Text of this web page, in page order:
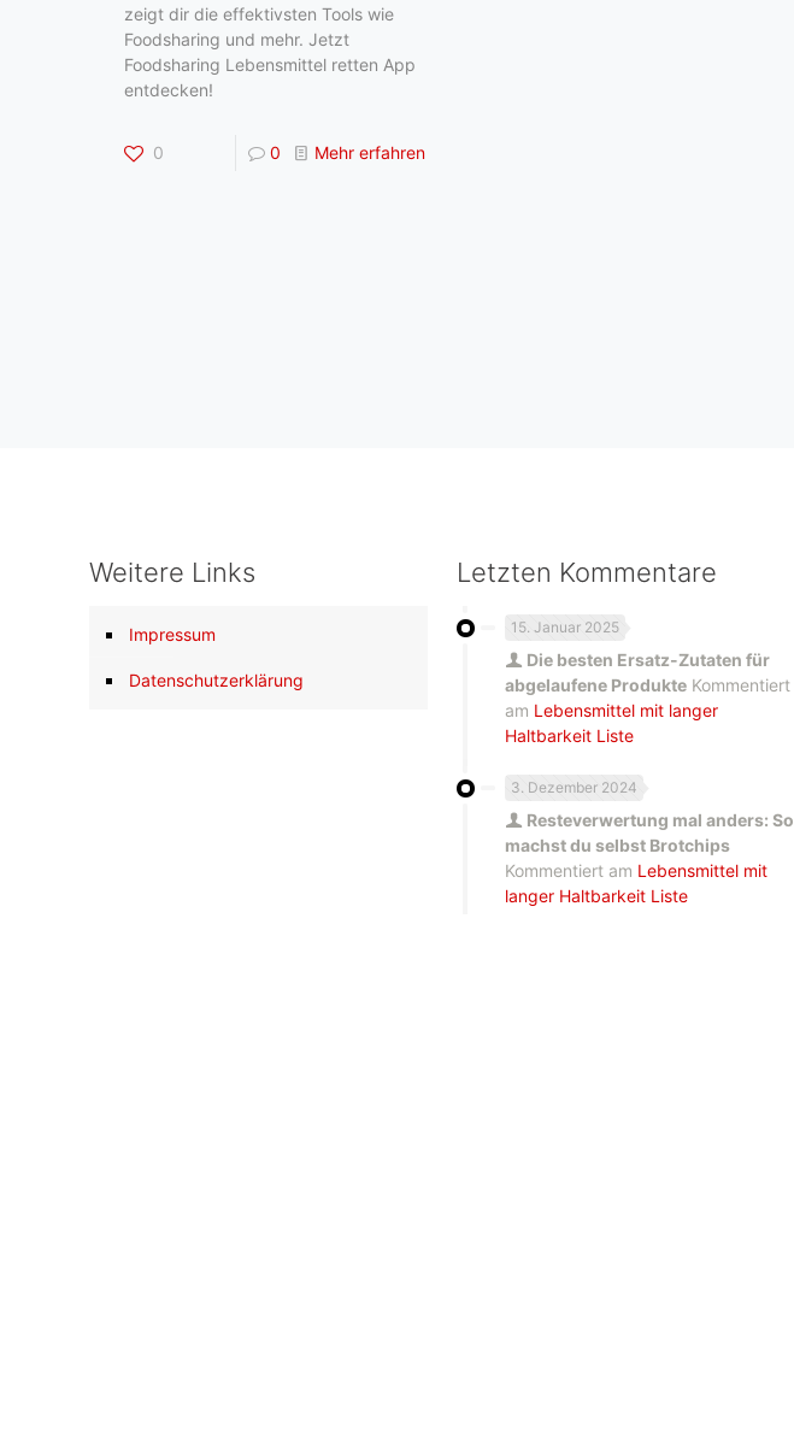
zeigt dir die effektivsten Tools wie
Foodsharing und mehr. Jetzt
Foodsharing Lebensmittel retten App
entdecken!
0 0 Mehr erfahren
Weitere Links
Impressum
Datenschutzerklärung
Letzten Kommentare
15. Januar 2025
Die besten Ersatz-Zutaten für
abgelaufene Produkte Kommentiert
am Lebensmittel mit langer
Haltbarkeit Liste
3. Dezember 2024
Resteverwertung mal anders: So
machst du selbst Brotchips
Kommentiert am Lebensmittel mit
langer Haltbarkeit Liste